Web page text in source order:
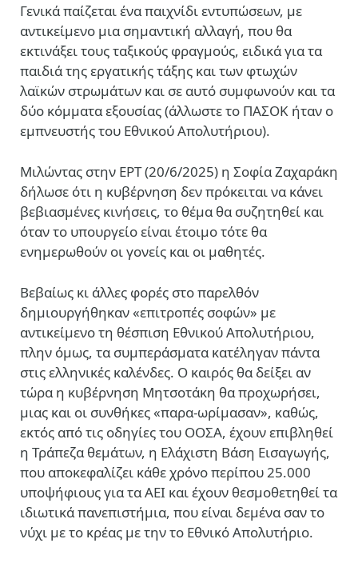
Γενικά παίζεται ένα παιχνίδι εντυπώσεων, με
αντικείμενο μια σημαντική αλλαγή, που θα
εκτινάξει τους ταξικούς φραγμούς, ειδικά για τα
παιδιά της εργατικής τάξης και των φτωχών
λαϊκών στρωμάτων και σε αυτό συμφωνούν και τα
δύο κόμματα εξουσίας (άλλωστε το ΠΑΣΟΚ ήταν ο
εμπνευστής του Εθνικού Απολυτήριου).
Μιλώντας στην ΕΡΤ (20/6/2025) η Σοφία Ζαχαράκη
δήλωσε ότι η κυβέρνηση δεν πρόκειται να κάνει
βεβιασμένες κινήσεις, το θέμα θα συζητηθεί και
όταν το υπουργείο είναι έτοιμο τότε θα
ενημερωθούν οι γονείς και οι μαθητές.
Βεβαίως κι άλλες φορές στο παρελθόν
δημιουργήθηκαν «επιτροπές σοφών» με
αντικείμενο τη θέσπιση Εθνικού Απολυτήριου,
πλην όμως, τα συμπεράσματα κατέληγαν πάντα
στις ελληνικές καλένδες. Ο καιρός θα δείξει αν
τώρα η κυβέρνηση Μητσοτάκη θα προχωρήσει,
μιας και οι συνθήκες «παρα-ωρίμασαν», καθώς,
εκτός από τις οδηγίες του ΟΟΣΑ, έχουν επιβληθεί
η Τράπεζα θεμάτων, η Ελάχιστη Βάση Εισαγωγής,
που αποκεφαλίζει κάθε χρόνο περίπου 25.000
υποψήφιους για τα ΑΕΙ και έχουν θεσμοθετηθεί τα
ιδιωτικά πανεπιστήμια, που είναι δεμένα σαν το
νύχι με το κρέας με την το Εθνικό Απολυτήριο.